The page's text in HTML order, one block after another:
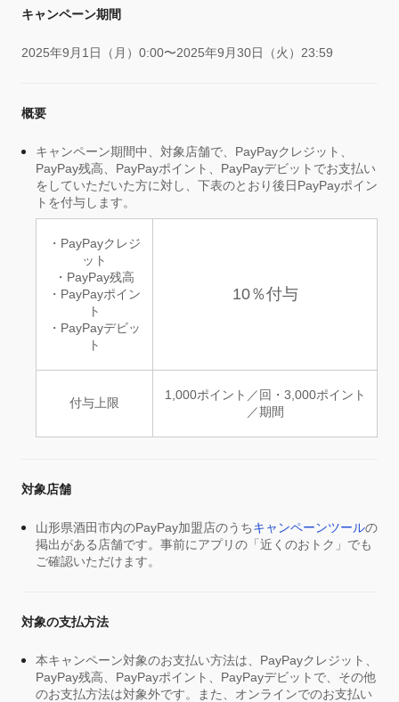
キャンペーン期間
2025年9月1日（月）0:00〜2025年9月30日（火）23:59
概要
キャンペーン期間中、対象店舗で、PayPayクレジット、
PayPay残高、PayPayポイント、PayPayデビットでお支払い
をしていただいた方に対し、下表のとおり後日PayPayポイン
トを付与します。
・PayPayクレジ
ット
・PayPay残高
・PayPayポイン
ト
・PayPayデビッ
ト
10％付与
付与上限
1,000ポイント／回・3,000ポイント
／期間
対象店舗
山形県酒田市内のPayPay加盟店のうちキャンペーンツールの
掲出がある店舗です。事前にアプリの「近くのおトク」でも
ご確認いただけます。
対象の支払方法
本キャンペーン対象のお支払い方法は、PayPayクレジット、
PayPay残高、PayPayポイント、PayPayデビットで、その他
のお支払方法は対象外です。また、オンラインでのお支払い